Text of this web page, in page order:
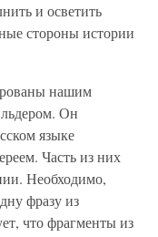
и осветить
стороны истории
нашим
Он
языке
Часть из них
Необходимо,
фразу из
что фрагменты из